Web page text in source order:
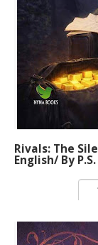
അന്നത്തെ
ചുറ്റുപാടുകള്‍,
പക, കാമം,
നോവലില്‍
Rivals: The
English/ By